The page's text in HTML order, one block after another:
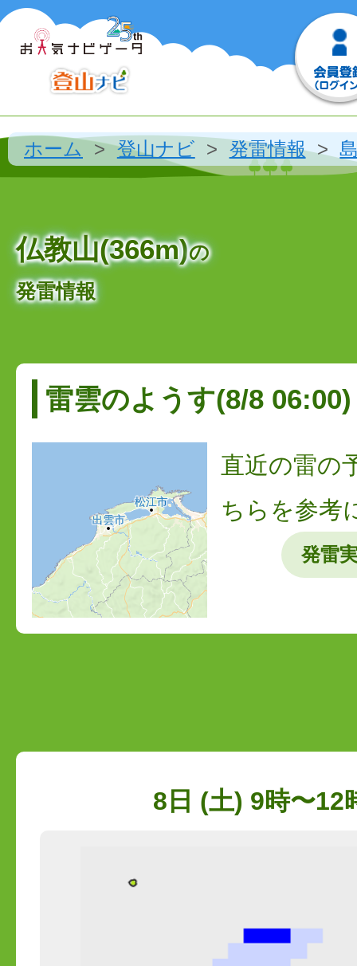
ホーム 登山ナビ 発雷情報
仏教山(366m)の
発雷情報
雷雲のようす(8/8 06:00)
直近の雷の
ちらを参考
発雷
8日 (土) 9時〜12